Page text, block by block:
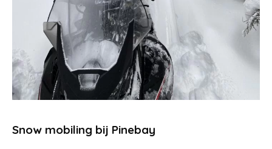
Snow mobiling bij Pinebay